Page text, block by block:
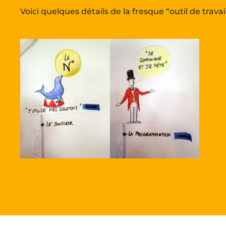
Voici quelques détails de la fresque “outil de